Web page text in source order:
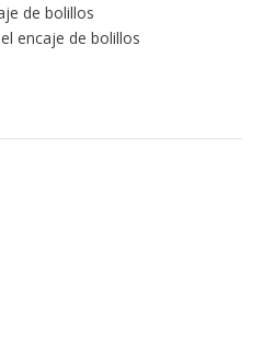
de bolillos
encaje de bolillos